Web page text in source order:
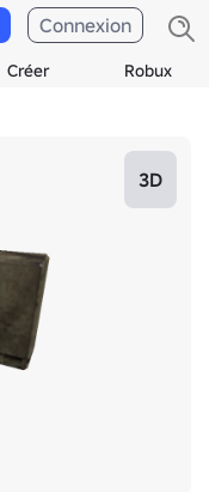
Créer Robux
Connexion
3D